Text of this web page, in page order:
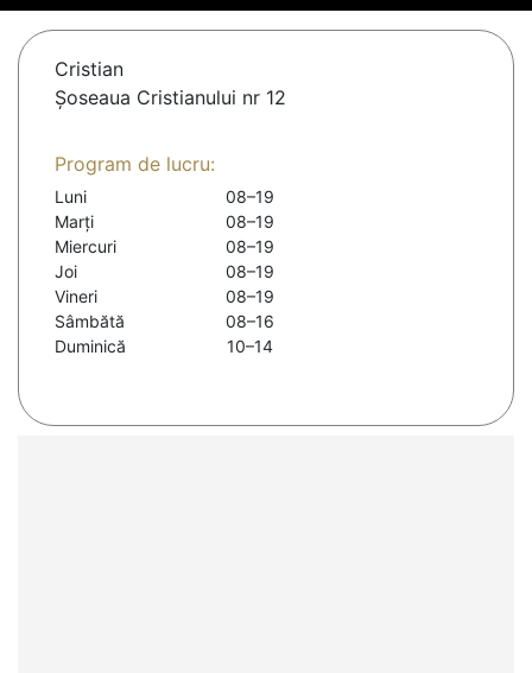
Cristian
Șoseaua Cristianului nr 12
Program de lucru:
Luni
08–19
Marți
08–19
Miercuri
08–19
Joi
08–19
Vineri
08–19
Sâmbătă
08–16
Duminică
10–14